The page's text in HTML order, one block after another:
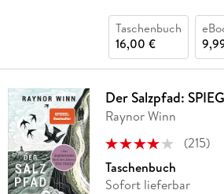
Taschenbuch
16,00 €
Der Salzpfad:
Raynor Winn
(215)
Taschenbuch
Sofort lieferbar